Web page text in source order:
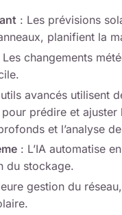
: Les prévisions
planifient la
Les changements
avancés utilisent
prédire et
et l’analyse
: L’IA automatise
du stockage.
gestion du